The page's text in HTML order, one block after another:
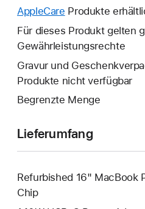
neues
wird
geöffnet.
AppleCare Ein
neues
Fenster
geöffnet.
Produkte
Für dieses Produkt gelten
Gewährleistungsrechte
Gravur und
Produkte nicht verfügbar
Begrenzte Menge
Lieferumfang
Refurbished 16" MacBook
Chip